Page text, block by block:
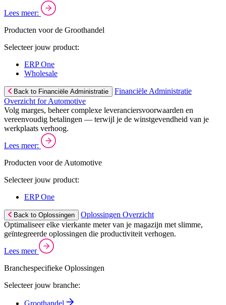
Lees meer:
Producten voor de Groothandel
Selecteer jouw product:
ERP One
Wholesale
Back to Financiële Administratie
Financiële Administratie
Overzicht for Automotive
Volg marges, beheer complexe leveranciersvoorwaarden en
vereenvoudig betalingen — terwijl je de winstgevendheid van je
werkplaats verhoog.
Lees meer:
Producten voor de Automotive
Selecteer jouw product:
ERP One
Back to Oplossingen
Oplossingen Overzicht
Optimaliseer elke vierkante meter van je magazijn met slimme,
geïntegreerde oplossingen die productiviteit verhogen.
Lees meer
Branchespecifieke Oplossingen
Selecteer jouw branche:
Groothandel